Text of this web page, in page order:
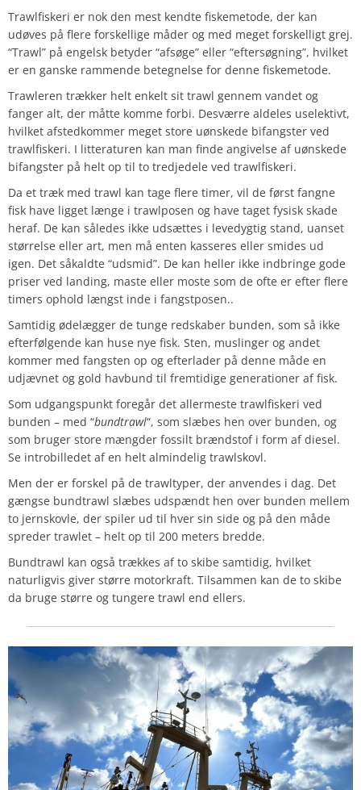
Trawlfiskeri er nok den mest kendte fiskemetode, der kan
udøves på flere forskellige måder og med meget forskelligt grej.
“Trawl” på engelsk betyder “afsøge” eller “eftersøgning”, hvilket
er en ganske rammende betegnelse for denne fiskemetode.
Trawleren trækker helt enkelt sit trawl gennem vandet og
fanger alt, der måtte komme forbi. Desværre aldeles uselektivt,
hvilket afstedkommer meget store uønskede bifangster ved
trawlfiskeri. I litteraturen kan man finde angivelse af uønskede
bifangster på helt op til to tredjedele ved trawlfiskeri.
Da et træk med trawl kan tage flere timer, vil de først fangne
fisk have ligget længe i trawlposen og have taget fysisk skade
heraf. De kan således ikke udsættes i levedygtig stand, uanset
størrelse eller art, men må enten kasseres eller smides ud
igen. Det såkaldte “udsmid”. De kan heller ikke indbringe gode
priser ved landing, maste eller moste som de ofte er efter flere
timers ophold længst inde i fangstposen..
Samtidig ødelægger de tunge redskaber bunden, som så ikke
efterfølgende kan huse nye fisk. Sten, muslinger og andet
kommer med fangsten op og efterlader på denne måde en
udjævnet og gold havbund til fremtidige generationer af fisk.
Som udgangspunkt foregår det allermeste trawlfiskeri ved
bunden – med “bundtrawl“, som slæbes hen over bunden, og
som bruger store mængder fossilt brændstof i form af diesel.
Se introbilledet af en helt almindelig trawlskovl.
Men der er forskel på de trawltyper, der anvendes i dag. Det
gængse bundtrawl slæbes udspændt hen over bunden mellem
to jernskovle, der spiler ud til hver sin side og på den måde
spreder trawlet – helt op til 200 meters bredde.
Bundtrawl kan også trækkes af to skibe samtidig, hvilket
naturligvis giver større motorkraft. Tilsammen kan de to skibe
da bruge større og tungere trawl end ellers.